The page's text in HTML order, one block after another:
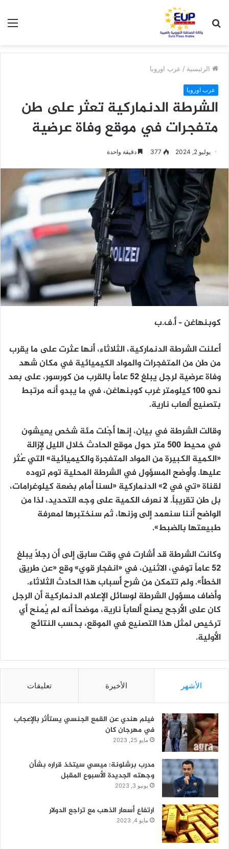
عن
الرئيسية / عرب اوروبا
عرب اوروبا
الشرطة الدنماركية تعثر على طن
متفجرات في موقع وفاة عرضية
يوليو 2, 2024 377 دقيقة واحدة
كوبنهاغن – أ.ف.ب
أعلنت الشرطة الدنماركية، الثلاثاء، أنها عثرت على ما يقرب
من طن من المتفجرات والمواد الكيميائية في مكان شهد
وفاة عرضية لرجل يبلغ 52 عاماً بالقرب من كورسور، على بعد
نحو 100 كيلومتر غرب كوبنهاغن، في ما يبدو أنه مرتبط
بتصنيع ألعاب نارية.
وقالت الشرطة في بيان، إنها أجْلت مئة شخص يعيشون
في محيط 500 متر حول موقع الحادث خلال الليل لإزالة
«الكمية الكبيرة من المواد المتفجرة والكيميائية» التي عُثر
عليها. وأوضح المسؤول في الشرطة المحلية توم تروده
لقناة «تي في 2» الدنماركية «لسنا أمام بضعة كيلوغرامات،
بل طن تقريباً. لا نعرف الكمية على وجه التحديد، لذا من
الواضح أننا سنعمد إلى وزنها، ثم سنختبرها لمعرفة
طبيعتها بالضبط».
وكانت الشرطة قد أشارت في وقت سابق إلى أن رجلاً يبلغ
52 عاماً توفي، الاثنين، في «انفجار قوي» وقع «عن طريق
الخطأ». ولم تتمكن من شرح أسباب هذا الحادث الثلاثاء.
وأضاف مسؤول الشرطة لوسائل الإعلام الدنماركية أن الرجل
كان على الأرجح يصنع ألعاباً نارية، موضحاً أنه لم يُمنح أي
ترخيص لمثل هذا التصنيع في الموقع، بحسب النتائج
الأولية.
الأشهر الأخيرة تعليقات
فيلم هندي عن القمع الجنسي يستأثر بالإعجاب
في مهرجان كان
مايو 25, 2023
مدرب برشلونة: ميسي سيتخذ قراره بشأن
وجهته الجديدة الأسبوع المقبل
يونيو 3, 2023
ارتفاع أسعار الذهب مع تراجع الدولار
مايو 4, 2023